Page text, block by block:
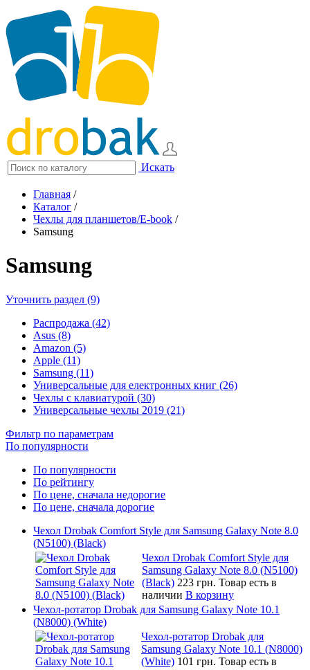
Искать
Главная /
Каталог /
Чехлы для планшетов/E-book /
Samsung
Samsung
Уточнить раздел (9)
Распродажа (42)
Asus (8)
Amazon (5)
Apple (11)
Samsung (11)
Универсальные для електронных книг (26)
Чехлы с клавиатурой (30)
Универсальные чехлы 2019 (21)
Фильтр по параметрам
По популярности
По популярности
По рейтингу
По цене, сначала недорогие
По цене, сначала дорогие
Чехол Drobak Comfort Style для Samsung Galaxy Note 8.0
(N5100) (Black)
Чехол Drobak Comfort Style для
Samsung Galaxy Note 8.0 (N5100)
(Black) 223 грн. Товар есть в
наличии В корзину
Чехол-ротатор Drobak для Samsung Galaxy Note 10.1
(N8000) (White)
Чехол-ротатор Drobak для
Samsung Galaxy Note 10.1 (N8000)
(White) 101 грн. Товар есть в